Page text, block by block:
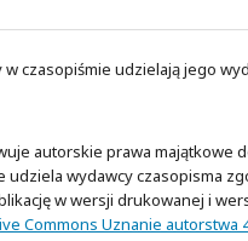
czasopiśmie udzielają jego
autorskie prawa majątkowe
udziela wydawcy czasopisma
w wersji drukowanej i
Commons Uznanie autorstwa